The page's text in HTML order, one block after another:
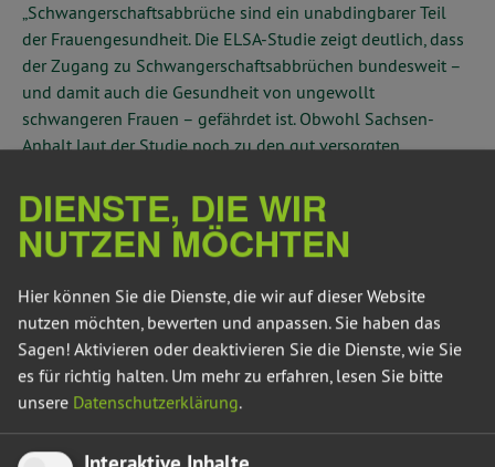
„Schwangerschaftsabbrüche sind ein unabdingbarer Teil
der Frauengesundheit. Die ELSA-Studie zeigt deutlich, dass
der Zugang zu Schwangerschaftsabbrüchen bundesweit –
und damit auch die Gesundheit von ungewollt
schwangeren Frauen – gefährdet ist. Obwohl Sachsen-
Anhalt laut der Studie noch zu den gut versorgten
Landesregierung weiter ausruhen darf. Denn wir wissen,
dass auch in Sachsen-Anhalt die Zahl der Frauenärzt*innen,
die einen Schwangerschaftsabbruch durchführen, abnimmt.“
Allein in den Jahren 2017 bis 2024 ist die Zahl der
Frauenärzt*innen, die einen Schwangerschafts-abbruch
durchführen, in Sachsen-Anhalt von 40 auf 30 gesunken.
Die ELSA-Studie zeigt eindeutig, dass die Hauptursache für
die schlechter werdende Versorgungslage die
Kriminalisierung von Schwangerschaftsabbrüchen ist. Wir
DIENSTE, DIE WIR
NUTZEN MÖCHTEN
Hier können Sie die Dienste, die wir auf dieser Website
nutzen möchten, bewerten und anpassen. Sie haben das
Sagen! Aktivieren oder deaktivieren Sie die Dienste, wie Sie
es für richtig halten. Um mehr zu erfahren, lesen Sie bitte
unsere Datenschutzerklärung.